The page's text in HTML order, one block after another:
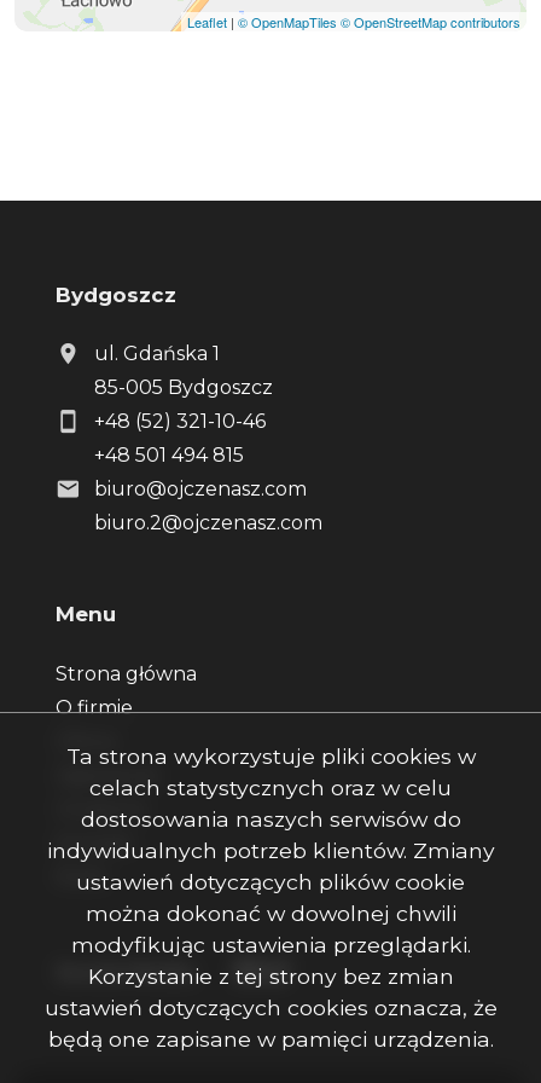
Leaflet | © OpenMapTiles © OpenStreetMap contributors
Bydgoszcz
ul. Gdańska 1
85-005 Bydgoszcz
+48 (52) 321-10-46
+48 501 494 815
biuro@ojczenasz.com
biuro.2@ojczenasz.com
Menu
Strona główna
O firmie
Zgłoszenia
Ulubione
Kontakt
Rodo
Social Media Facebook
Facebook
Facebook
Ta strona wykorzystuje pliki cookies w
celach statystycznych oraz w celu
dostosowania naszych serwisów do
indywidualnych potrzeb klientów. Zmiany
ustawień dotyczących plików cookie
można dokonać w dowolnej chwili
modyfikując ustawienia przeglądarki.
Korzystanie z tej strony bez zmian
ustawień dotyczących cookies oznacza, że
będą one zapisane w pamięci urządzenia.